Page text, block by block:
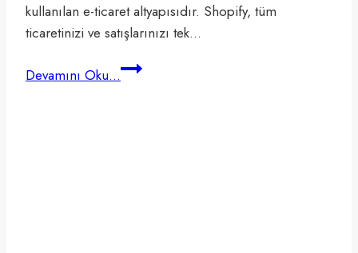
kullanılan e-ticaret altyapısıdır. Shopify, tüm
ticaretinizi ve satışlarınızı tek…
Devamını Oku...Ideasoft